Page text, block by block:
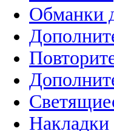
Обманки
Накладки